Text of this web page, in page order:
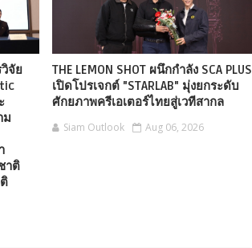
จัย
ม
าติ
THE LEMON SHOT ผนึกกำลัง SCA PLUS
เปิดโปรเจกต์ "STARLAB" มุ่งยกระดับ
ศักยภาพครีเอเตอร์ไทยสู่เวทีสากล
Siam Outlook Aug 06, 2026